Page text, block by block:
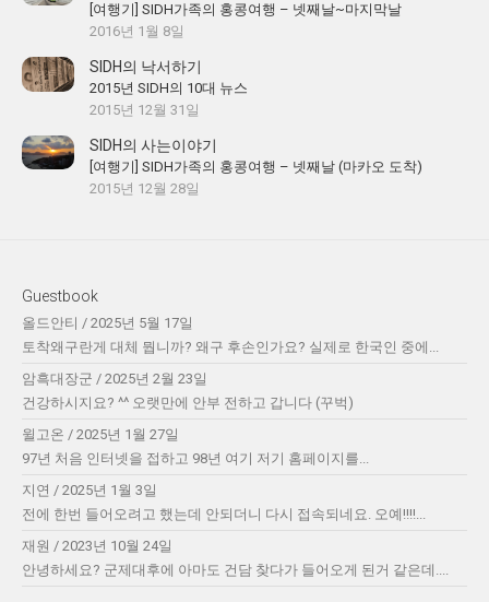
[여행기] SIDH가족의 홍콩여행 – 넷째날~마지막날
2016년 1월 8일
SIDH의 낙서하기
2015년 SIDH의 10대 뉴스
2015년 12월 31일
SIDH의 사는이야기
[여행기] SIDH가족의 홍콩여행 – 넷째날 (마카오 도착)
2015년 12월 28일
Guestbook
올드안티 / 2025년 5월 17일
토착왜구란게 대체 뭡니까? 왜구 후손인가요? 실제로 한국인 중에...
암흑대장군 / 2025년 2월 23일
건강하시지요? ^^ 오랫만에 안부 전하고 갑니다 (꾸벅)
윌고온 / 2025년 1월 27일
97년 처음 인터넷을 접하고 98년 여기 저기 홈페이지를...
지연 / 2025년 1월 3일
전에 한번 들어오려고 했는데 안되더니 다시 접속되네요. 오예!!!!...
재원 / 2023년 10월 24일
안녕하세요? 군제대후에 아마도 건담 찾다가 들어오게 된거 같은데....